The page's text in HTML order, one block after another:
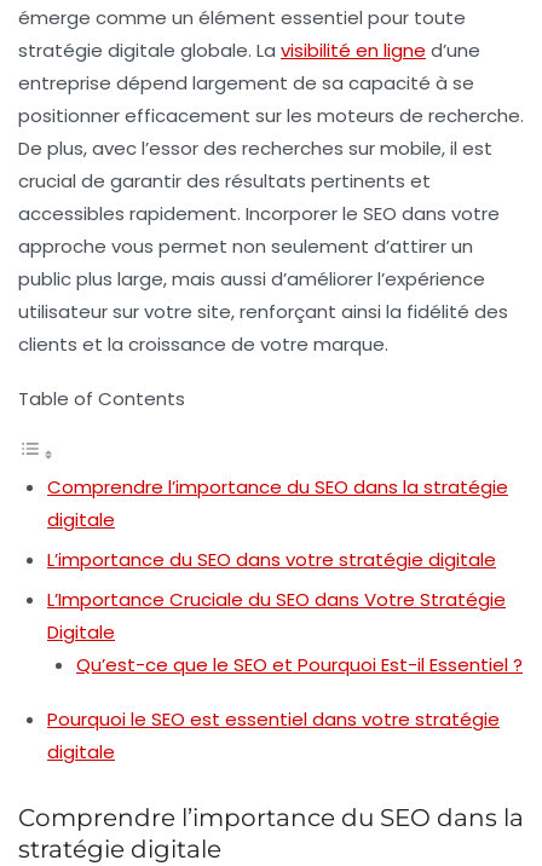
émerge comme un élément essentiel pour toute
stratégie digitale globale. La visibilité en ligne d’une
entreprise dépend largement de sa capacité à se
positionner efficacement sur les moteurs de recherche.
De plus, avec l’essor des recherches surmobile, il est
crucial de garantir des résultats pertinents et
accessibles rapidement. Incorporer le SEO dans votre
approche vous permet non seulement d’attirer un
public plus large, mais aussi d’améliorer l’expérience
utilisateur sur votre site, renforçant ainsi la fidélité des
clients et la croissance de votre marque.
Table of Contents
Comprendre l’importance du SEO dans la stratégie
digitale
L’importance du SEO dans votre stratégie digitale
L’Importance Cruciale du SEO dans Votre Stratégie
Digitale
Qu’est-ce que le SEO et Pourquoi Est-il Essentiel ?
Pourquoi le SEO est essentiel dans votre stratégie
digitale
Comprendre l’importance du SEO dans la
stratégie digitale